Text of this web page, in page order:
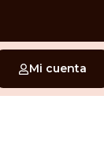
Mi cuenta